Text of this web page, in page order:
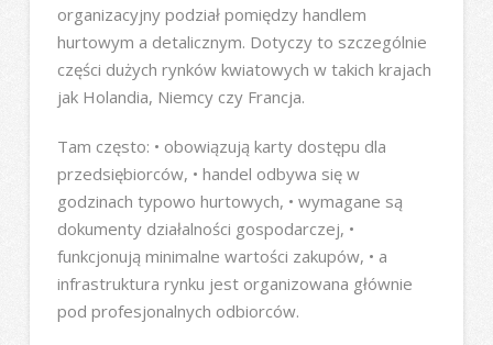
organizacyjny podział pomiędzy handlem
hurtowym a detalicznym. Dotyczy to szczególnie
części dużych rynków kwiatowych w takich krajach
jak Holandia, Niemcy czy Francja.
Tam często: • obowiązują karty dostępu dla
przedsiębiorców, • handel odbywa się w
godzinach typowo hurtowych, • wymagane są
dokumenty działalności gospodarczej, •
funkcjonują minimalne wartości zakupów, • a
infrastruktura rynku jest organizowana głównie
pod profesjonalnych odbiorców.